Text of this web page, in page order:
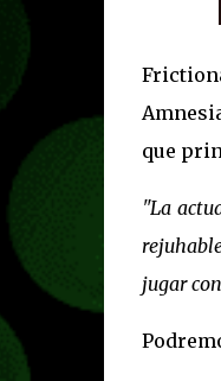
que
"La
jugar